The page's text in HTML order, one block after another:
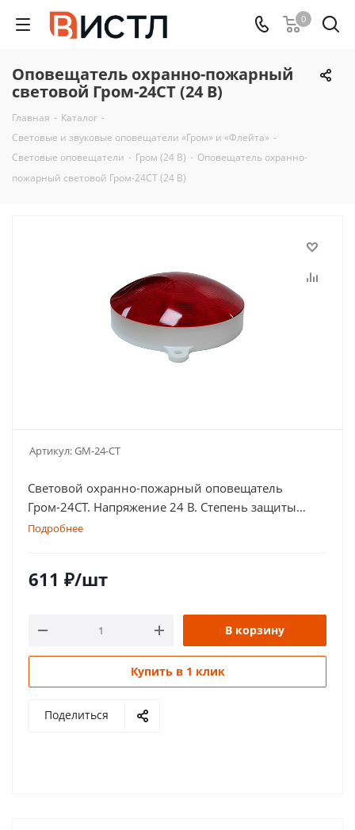
0
Оповещатель охранно-пожарный
световой Гром-24СТ (24 В)
Главная - Каталог -
Световые и звуковые оповещатели «Гром» и «Флейта» -
Световые оповещатели - Гром (24 В) - Оповещатель охранно-
пожарный световой Гром-24СТ (24 В)
Артикул:GM-24-CT
Световой охранно-пожарный оповещатель
Гром-24СТ. Напряжение 24 В. Степень защиты
оболочки IP 55
Подробнее
611 ₽/шт
В корзину
Купить в 1 клик
Поделиться